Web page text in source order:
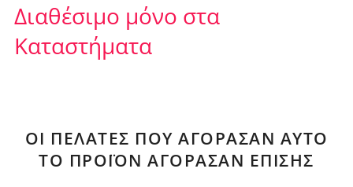
Διαθέσιμο μόνο στα
Καταστήματα
ΟΙ ΠΕΛΆΤΕΣ ΠΟΥ ΑΓΌΡΑΣΑΝ ΑΥΤΌ
ΤΟ ΠΡΟΪΌΝ ΑΓΌΡΑΣΑΝ ΕΠΊΣΗΣ